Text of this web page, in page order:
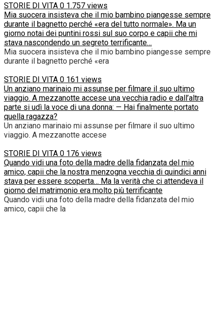
STORIE DI VITA 0 1.757 views
Mia suocera insisteva che il mio bambino piangesse sempre
durante il bagnetto perché «era del tutto normale». Ma un
giorno notai dei puntini rossi sul suo corpo e capii che mi
stava nascondendo un segreto terrificante…
Mia suocera insisteva che il mio bambino piangesse sempre
durante il bagnetto perché «era
STORIE DI VITA 0 161 views
Un anziano marinaio mi assunse per filmare il suo ultimo
viaggio. A mezzanotte accese una vecchia radio e dall’altra
parte si udì la voce di una donna: — Hai finalmente portato
quella ragazza?
Un anziano marinaio mi assunse per filmare il suo ultimo
viaggio. A mezzanotte accese
STORIE DI VITA 0 176 views
Quando vidi una foto della madre della fidanzata del mio
amico, capii che la nostra menzogna vecchia di quindici anni
stava per essere scoperta… Ma la verità che ci attendeva il
giorno del matrimonio era molto più terrificante
Quando vidi una foto della madre della fidanzata del mio
amico, capii che la